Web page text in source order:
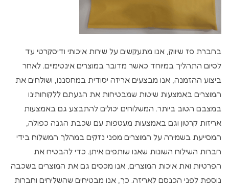
בחברת פז שיווק, אנו מתעקשים על שירות איכותי ודיסקרטי עד
לסיום התהליך במיוחד כאשר מדובר במוצרים אינטימיים. לאחר
ביצוע ההזמנה, אנו מבצעים אריזה יסודית במחסננו, ושולחים את
המוצרים באמצעות שיטות שמבטיחות את הגעתם ללקוחותינו
במצבם הטוב ביותר. המשלוחים יכולים להתבצע גם באמצעות
אריזות קרטון וגם באמצעות מעטפות עם שכבת הגנה כפולה,
המסייעת בשמירה על המוצרים מפני נזקים במהלך המשלוח בידי
חברות השילוח השונות שאנו שותפים איתן. כדי להבטיח את
הפרטיות ואת איכות המוצרים, אנו מכסים גם את המוצרים בשכבה
נוספת לפני הכנסם לאריזה. כך, אנו מבטיחים שהשליחים וחברות